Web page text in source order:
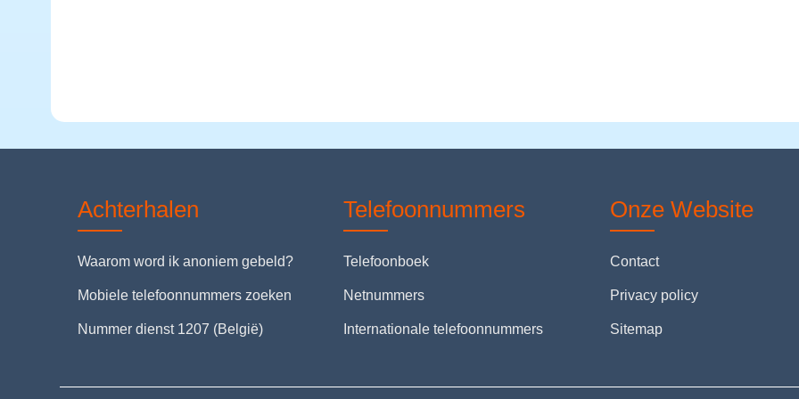
Achterhalen
Waarom word ik anoniem gebeld?
Mobiele telefoonnummers zoeken
Nummer dienst 1207 (België)
Telefoonnummers
Telefoonboek
Netnummers
Internationale telefoonnummers
Onze Website
Contact
Privacy policy
Sitemap